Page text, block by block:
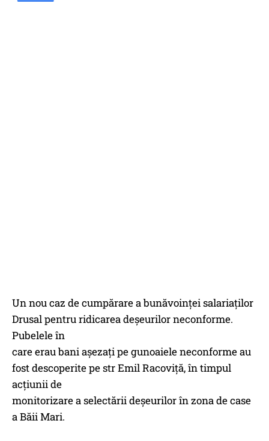
Un nou caz de cumpărare a bunăvoinței salariaților
Drusal pentru ridicarea deșeurilor neconforme.
Pubelele în
care erau bani așezați pe gunoaiele neconforme au
fost descoperite pe str Emil Racoviță, în timpul
acțiunii de
monitorizare a selectării deșeurilor în zona de case
a Băii Mari.